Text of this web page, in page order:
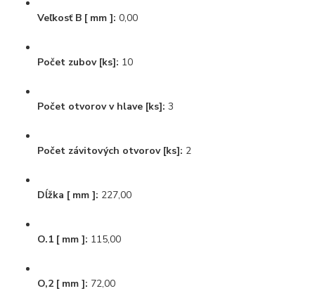
Veľkosť B [ mm ]: 0,00
Počet zubov [ks]: 10
Počet otvorov v hlave [ks]: 3
Počet závitových otvorov [ks]: 2
Dĺžka [ mm ]: 227,00
O.1 [ mm ]: 115,00
O,2 [ mm ]: 72,00